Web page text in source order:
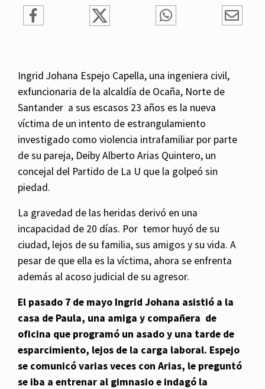
Ingrid Johana Espejo Capella, una ingeniera civil,
exfuncionaria de la alcaldía de Ocaña, Norte de
Santander a sus escasos 23 años es la nueva
víctima de un intento de estrangulamiento
investigado como violencia intrafamiliar por parte
de su pareja, Deiby Alberto Arias Quintero, un
concejal del Partido de La U que la golpeó sin
piedad.
La gravedad de las heridas derivó en una
incapacidad de 20 días. Por temor huyó de su
ciudad, lejos de su familia, sus amigos y su vida. A
pesar de que ella es la víctima, ahora se enfrenta
además al acoso judicial de su agresor.
El pasado 7 de mayo Ingrid Johana asistió a la
casa de Paula, una amiga y compañera de
oficina que programó un asado y una tarde de
esparcimiento, lejos de la carga laboral. Espejo
se comunicó varias veces con Arias, le preguntó
se iba a entrenar al gimnasio e indagó la